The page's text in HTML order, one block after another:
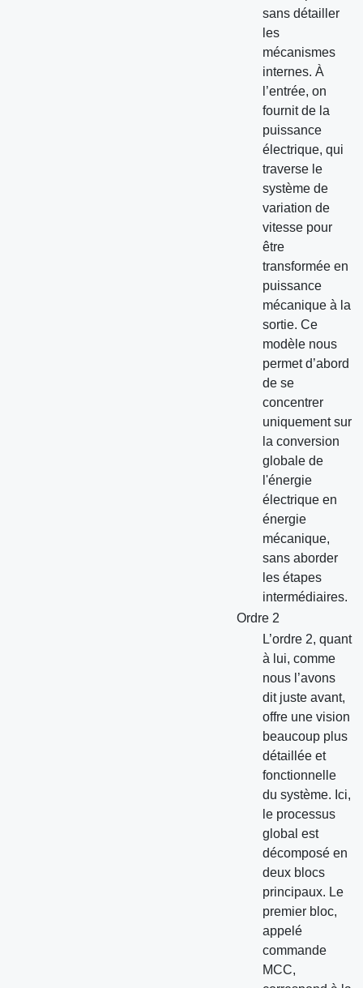
sans détailler
les
mécanismes
internes. À
l’entrée, on
fournit de la
puissance
électrique, qui
traverse le
système de
variation de
vitesse pour
être
transformée en
puissance
mécanique à la
sortie. Ce
modèle nous
permet d’abord
de se
concentrer
uniquement sur
la conversion
globale de
l'énergie
électrique en
énergie
mécanique,
sans aborder
les étapes
intermédiaires.
Ordre 2
L’ordre 2, quant
à lui, comme
nous l’avons
dit juste avant,
offre une vision
beaucoup plus
détaillée et
fonctionnelle
du système. Ici,
le processus
global est
décomposé en
deux blocs
principaux. Le
premier bloc,
appelé
commande
MCC,